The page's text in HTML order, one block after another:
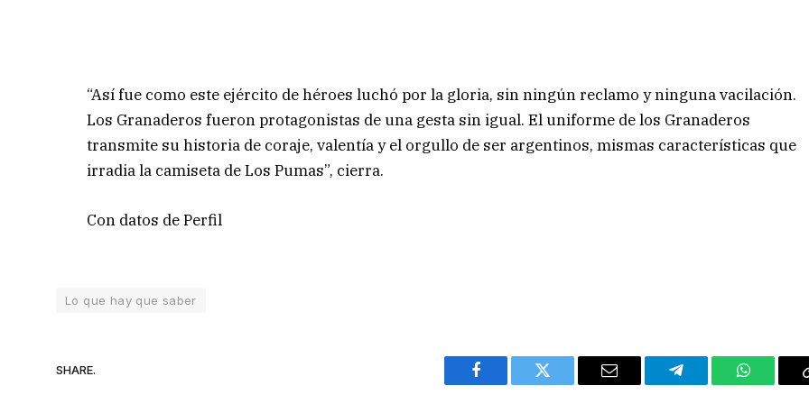
“Así fue como este ejército de héroes luchó por la gloria, sin ningún reclamo y ninguna vacilación.
Los Granaderos fueron protagonistas de una gesta sin igual. El uniforme de los Granaderos
transmite su historia de coraje, valentía y el orgullo de ser argentinos, mismas características que
irradia la camiseta de Los Pumas”, cierra.
Con datos de Perfil
Lo que hay que saber
SHARE.
Facebook Twitter Email Telegram